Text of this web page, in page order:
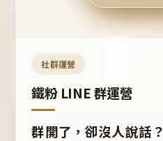
社群運營
鐵粉 LINE 群運營
群開了，卻沒人說話？